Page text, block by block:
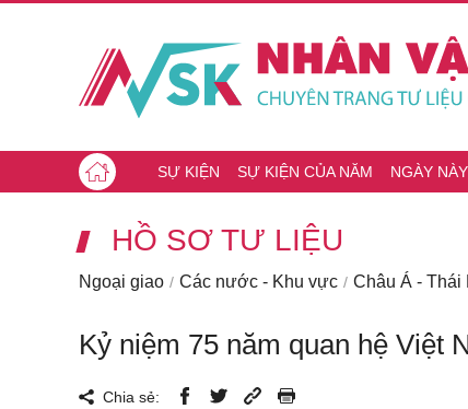
SỰ KIỆN SỰ KIỆN CỦA NĂM NGÀY
HỒ SƠ TƯ LIỆU
Ngoại giao Các nước - Khu vực Châu Á -
Kỷ niệm 75 năm quan hệ Việt
Chia sẻ: